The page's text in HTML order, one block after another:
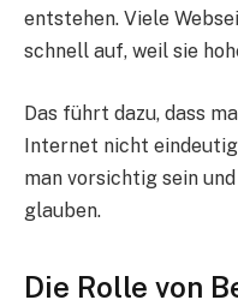
entstehen. Viele
schnell auf, weil sie
Das führt dazu, dass
Internet nicht
man vorsichtig sein
glauben.
Die Rolle von